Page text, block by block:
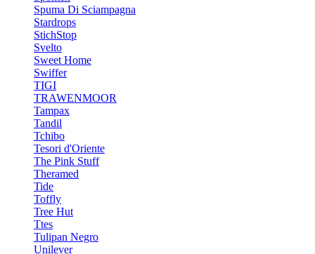
Spuma Di Sciampagna
Stardrops
StichStop
Svelto
Sweet Home
Swiffer
TIGI
TRAWENMOOR
Tampax
Tandil
Tchibo
Tesori d'Oriente
The Pink Stuff
Theramed
Tide
Toffly
Tree Hut
Ttes
Tulipan Negro
Unilever